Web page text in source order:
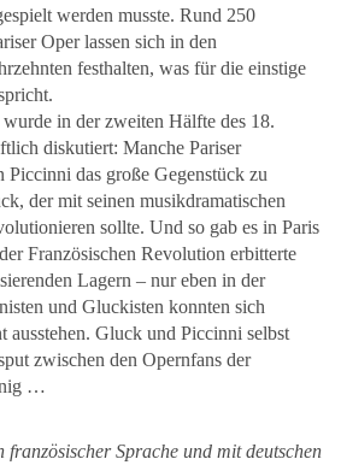
werden musste. Rund 250
Oper lassen sich in den
festhalten, was für die einstige
in der zweiten Hälfte des 18.
diskutiert: Manche Pariser
Piccinni das große Gegenstück zu
der mit seinen musikdramatischen
sollte. Und so gab es in Paris
Französischen Revolution erbitterte
Lagern – nur eben in der
und Gluckisten konnten sich
ausstehen. Gluck und Piccinni selbst
zwischen den Opernfans der
…
Sprache und mit deutschen